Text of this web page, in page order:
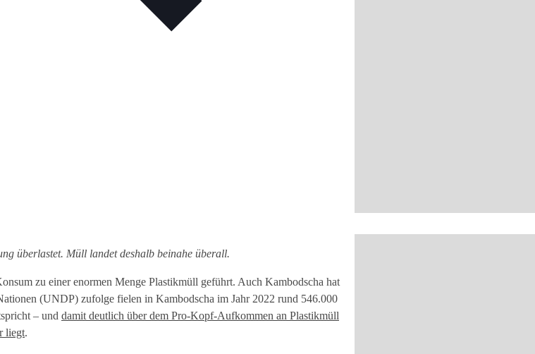
überlastet. Müll landet deshalb beinahe überall.
zu einer enormen Menge Plastikmüll geführt. Auch Kambodscha hat
(UNDP) zufolge fielen in Kambodscha im Jahr 2022 rund 546.000
– und damit deutlich über dem Pro-Kopf-Aufkommen an Plastikmüll
liegt.